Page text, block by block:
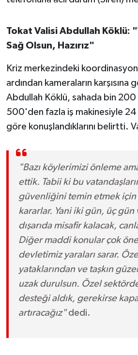
Tokat Valisi Abdullah Köklü:
Sağ Olsun, Hazırız"
Kriz merkezindeki koordinasyon
ardından kameraların karşısına
Abdullah Köklü, sahada bin
500'den fazla iş makinesiyle 24
göre konuşlandıklarını belirtti.
"Bazı köylerimizi önleme
ettik. Tabii ki bu
güvenliğini temin etmek için
kararlar. Yani iki gün, üç gün
dışarıda misafir kalacak,
Diğer maddi konular çok
devletimiz yaraları sarar.
yataklarından ve taşkın
uzak durulsun. Özel
desteği aldık, gerekirse
artıracağız"dedi.